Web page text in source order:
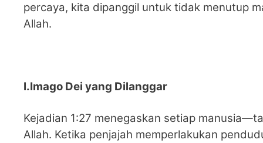
percaya, kita dipanggil untuk tidak menutup
Allah.
I.Imago Dei yang Dilanggar
Kejadian 1:27 menegaskan setiap
Allah. Ketika penjajah memperlakukan